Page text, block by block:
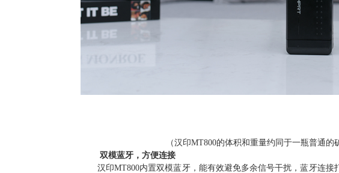
（汉印MT800的体积和重量约同于一瓶普通的
双模蓝牙，方便连接
汉印MT800内置双模蓝牙， 能有效避免多余信号干扰，蓝牙连接